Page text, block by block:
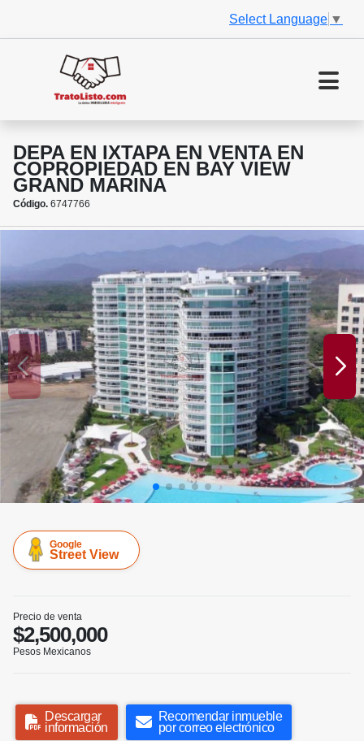
Select Language ▼
DEPA EN IXTAPA EN VENTA EN
COPROPIEDAD EN BAY VIEW
GRAND MARINA
Código. 6747766
Google
Street View
Precio de venta
$2,500,000
Pesos Mexicanos
Descargar
información
Recomendar inmueble
por correo electrónico